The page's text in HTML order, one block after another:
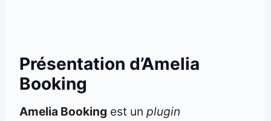
Présentation d’Amelia
Booking
Amelia Booking est un plugin